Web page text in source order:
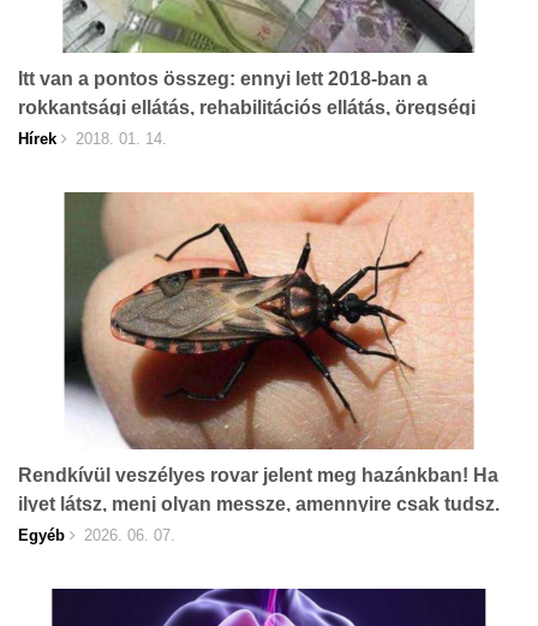
Itt van a pontos összeg: ennyi lett 2018-ban a
rokkantsági ellátás, rehabilitációs ellátás, öregségi
nyugdíj, árvaellátás, özvegyi nyugdíj
Hírek 2018. 01. 14.
Rendkívül veszélyes rovar jelent meg hazánkban! Ha
ilyet látsz, menj olyan messze, amennyire csak tudsz.
Egyéb 2026. 06. 07.